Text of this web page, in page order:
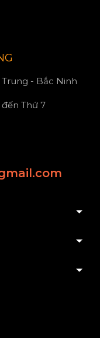
Trung - Bắc Ninh
Thứ 7